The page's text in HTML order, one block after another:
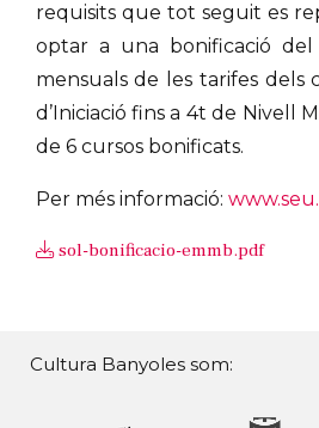
requisits que tot seguit es
optar a una bonificació
mensuals de les tarifes dels
d’Iniciació fins a 4t de Nivell
de 6 cursos bonificats.
Per més informació:
sol-bonificacio-emmb.pdf
Cultura Banyoles som: